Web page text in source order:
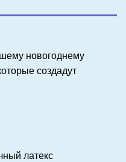
новогоднему
создадут
латекс